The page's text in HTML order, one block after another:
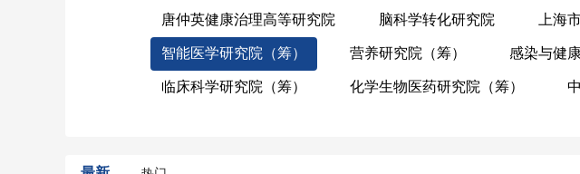
唐仲英健康治理高等研究院 脑科学转化研究院 上海
智能医学研究院（筹） 营养研究院（筹） 感染与健
临床科学研究院（筹） 化学生物医药研究院（筹）